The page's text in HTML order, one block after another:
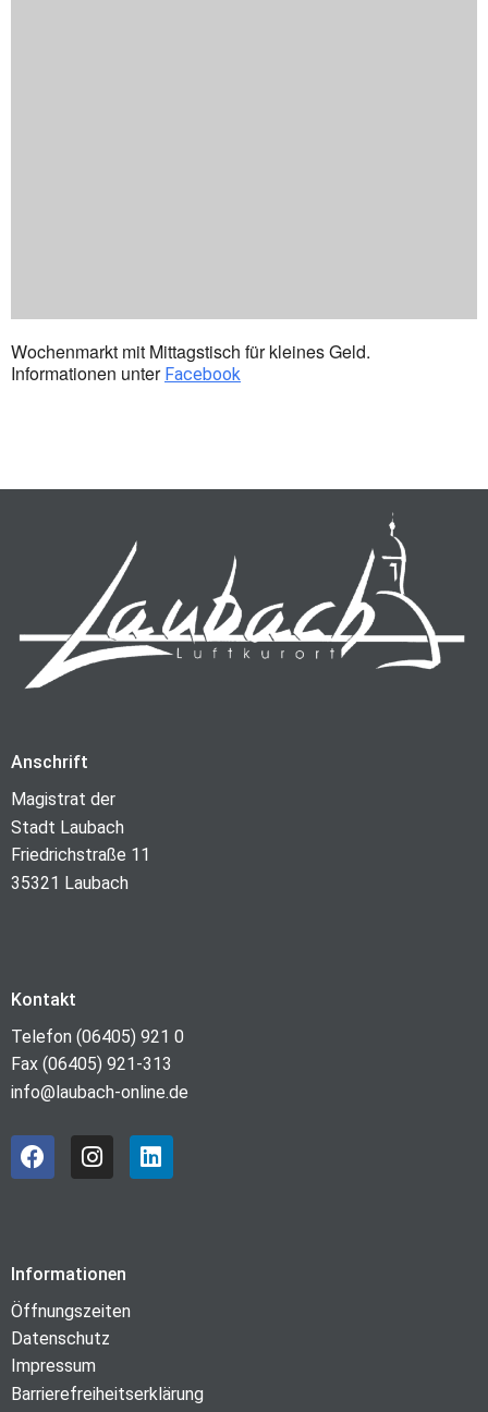
Wochenmarkt mit Mittagstisch für kleines Geld.
Informationen unter Facebook
Anschrift
Magistrat der
Stadt Laubach
Friedrichstraße 11
35321 Laubach
Kontakt
Telefon (06405) 921 0
Fax (06405) 921-313
info@laubach-online.de
Informationen
Öffnungszeiten
Datenschutz
Impressum
Barrierefreiheitserklärung